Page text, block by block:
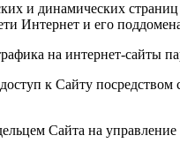
и динамических
Интернет и его
на интернет-сайты
к Сайту
Сайта на